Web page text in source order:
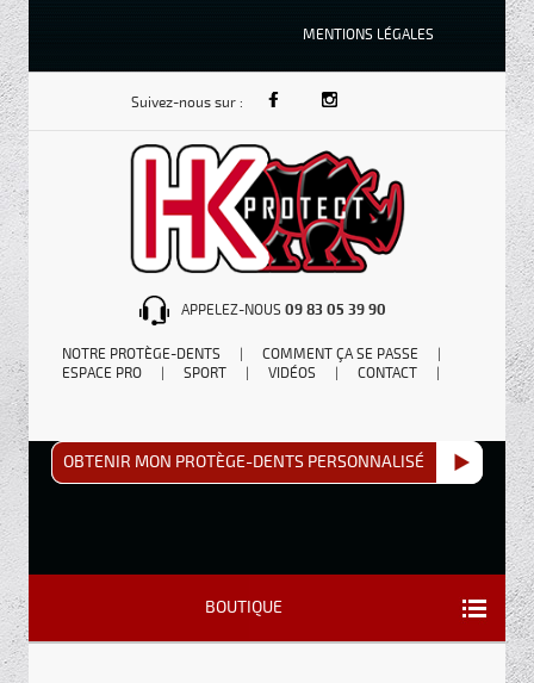
APPELEZ-NOUS 09 83 05 39 90
Suivez-nous sur :
MENTIONS LÉGALES
NOTRE PROTÈGE-DENTS COMMENT ÇA SE PASSE
ESPACE PRO
SPORT VIDÉOS CONTACT
BOUTIQUE
OBTENIR MON PROTÈGE-DENTS PERSONNALISÉ